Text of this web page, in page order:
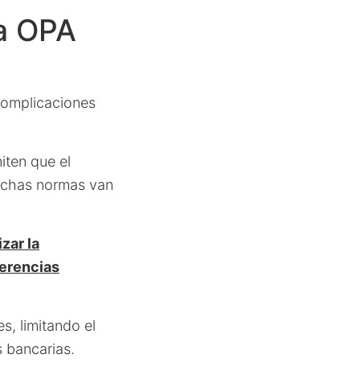
OPA
que el
normas van
la
limitando el
bancarias.